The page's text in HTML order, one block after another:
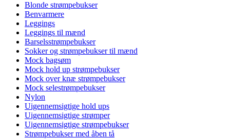
Blonde strømpebukser
Benvarmere
Leggings
Leggings til mænd
Barselsstrømpebukser
Sokker og strømpebukser til mænd
Mock bagsøm
Mock hold up strømpebukser
Mock over knæ strømpebukser
Mock selestrømpebukser
Nylon
Uigennemsigtige hold ups
Uigennemsigtige strømper
Uigennemsigtige strømpebukser
Strømpebukser med åben tå